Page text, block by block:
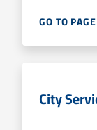
GO TO PAGE
City